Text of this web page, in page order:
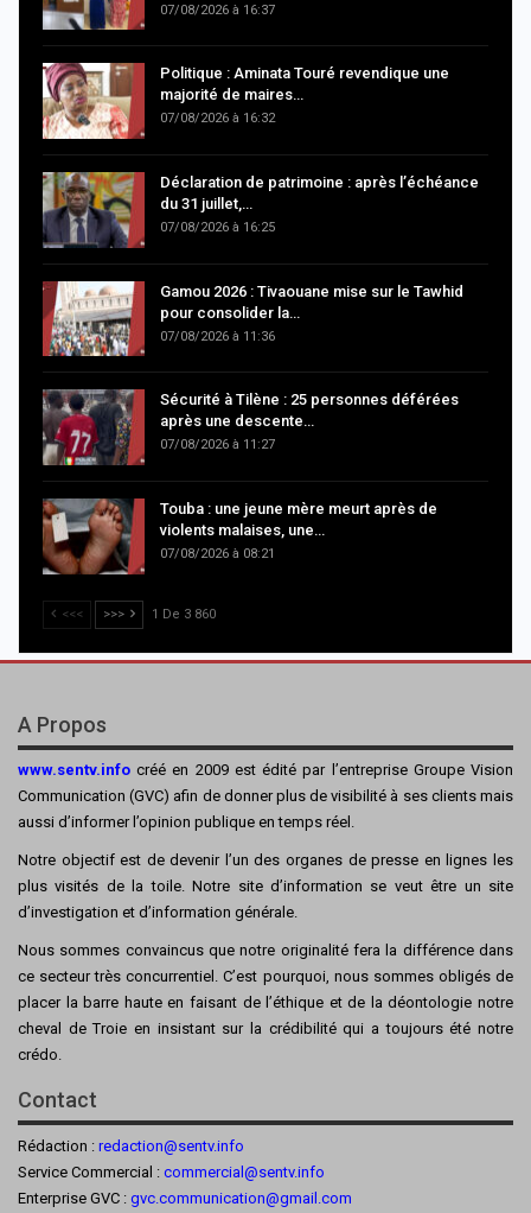
07/08/2026 à 16:37
Politique : Aminata Touré revendique une
majorité de maires…
07/08/2026 à 16:32
Déclaration de patrimoine : après l’échéance
du 31 juillet,…
07/08/2026 à 16:25
Gamou 2026 : Tivaouane mise sur le Tawhid
pour consolider la…
07/08/2026 à 11:36
Sécurité à Tilène : 25 personnes déférées
après une descente…
07/08/2026 à 11:27
Touba : une jeune mère meurt après de
violents malaises, une…
07/08/2026 à 08:21
<<< >>> 1 De 3 860
A Propos
www.sentv.info créé en 2009 est édité par l’entreprise Groupe Vision
Communication (GVC) afin de donner plus de visibilité à ses clients mais
aussi d’informer l’opinion publique en temps réel.
Notre objectif est de devenir l’un des organes de presse en lignes les
plus visités de la toile. Notre site d’information se veut être un site
d’investigation et d’information générale.
Nous sommes convaincus que notre originalité fera la différence dans
ce secteur très concurrentiel. C’est pourquoi, nous sommes obligés de
placer la barre haute en faisant de l’éthique et de la déontologie notre
cheval de Troie en insistant sur la crédibilité qui a toujours été notre
crédo.
Contact
Rédaction : redaction@sentv.info
Service Commercial : commercial@sentv.info
Enterprise GVC : gvc.communication@gmail.com